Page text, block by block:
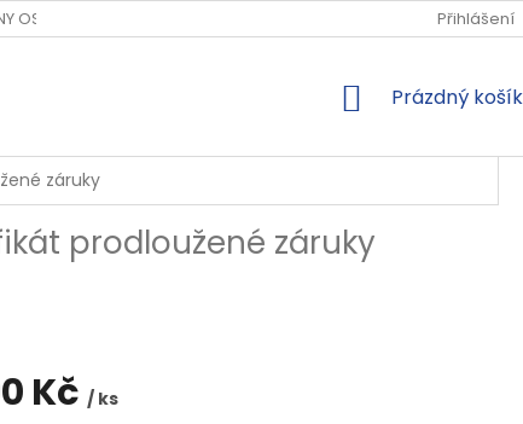
OSOBNÍCH ÚDAJŮ Přihlášení
NÁKUPNÍ
Prázdný košík
záruky
prodloužené záruky
Kč / ks